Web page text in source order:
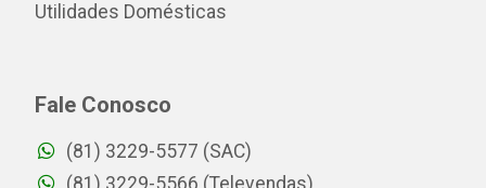
Utilidades Domésticas
Fale Conosco
(81) 3229-5577 (SAC)
(81) 3229-5566 (Televendas)